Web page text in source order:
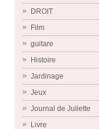
DROIT
Film
guitare
Histoire
Jardinage
Jeux
Journal de Juliette
Livre